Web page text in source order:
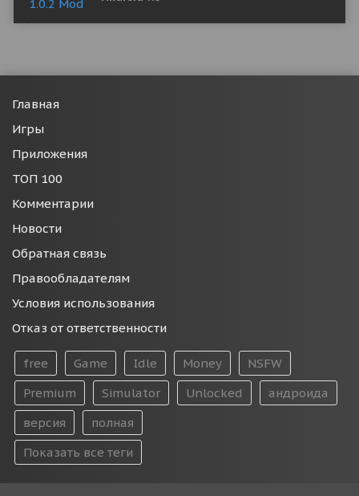
Главная
Игры
Приложения
ТОП 100
Комментарии
Новости
Обратная связь
Правообладателям
Условия использования
Отказ от ответственности
free Game Idle Money
NSFW
Premium
Simulator Unlocked
андроида
версия
полная
Показать все теги